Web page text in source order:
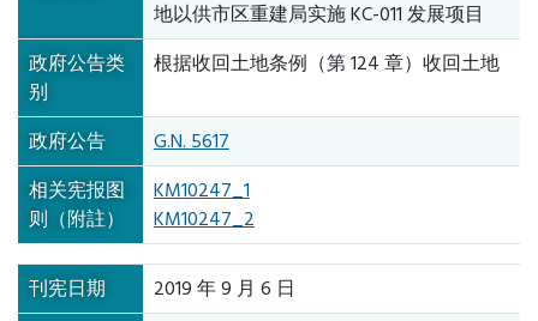
地以供市区重建局实施 KC-011 发展项目
政府公告类
别
根据收回土地条例（第 124 章）收回土地
政府公告
G.N. 5617
相关宪报图
则（附註）
KM10247_1
KM10247_2
刊宪日期
2019 年 9 月 6 日